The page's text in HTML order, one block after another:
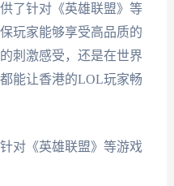
了针对《英雄联盟》等
玩家能够享受高品质的
刺激感受，还是在世界
能让香港的LOL玩家畅
对《英雄联盟》等游戏